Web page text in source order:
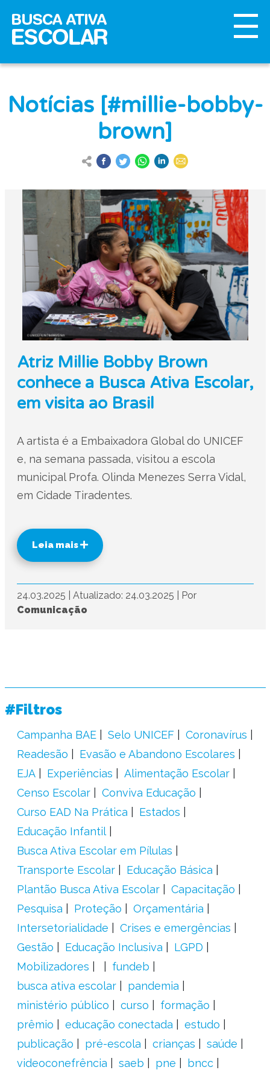
Notícias [#millie-bobby-
brown]
Atriz Millie Bobby Brown
conhece a Busca Ativa Escolar,
em visita ao Brasil
A artista é a Embaixadora Global do UNICEF
e, na semana passada, visitou a escola
municipal Profa. Olinda Menezes Serra Vidal,
em Cidade Tiradentes.
Leia mais
24.03.2025 Atualizado: 24.03.2025
Por
Comunicação
#Filtros
Campanha BAE Selo UNICEF
Coronavírus
Readesão
Evasão e Abandono Escolares
EJA
Experiências
Alimentação Escolar
Censo Escolar
Conviva Educação
Curso EAD Na Prática
Estados
Educação Infantil
Busca Ativa Escolar em Pílulas
Transporte Escolar
Educação Básica
Plantão Busca Ativa Escolar
Capacitação
Pesquisa
Proteção
Orçamentária
Intersetorialidade
Crises e emergências
Gestão
Educação Inclusiva
LGPD
Mobilizadores
fundeb
busca ativa escolar
pandemia
ministério público
curso
formação
prêmio
educação conectada
estudo
publicação
pré-escola crianças
saúde
videoconefrência
saeb pne
bncc